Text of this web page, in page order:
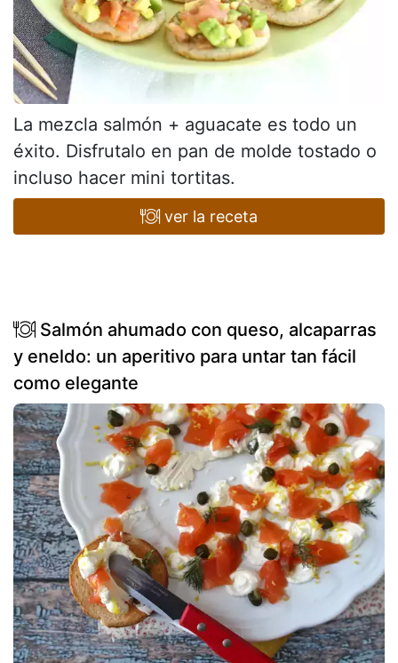
La mezcla salmón + aguacate es todo un
éxito. Disfrutalo en pan de molde tostado o
incluso hacer mini tortitas.
ver la receta
Salmón ahumado con queso, alcaparras
y eneldo: un aperitivo para untar tan fácil
como elegante